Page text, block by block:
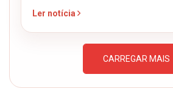
Ler notícia
CARREGAR MAIS